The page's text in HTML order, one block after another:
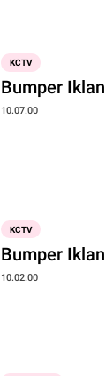
KCTV
Bumper
10.07.00
KCTV
Bumper
10.02.00